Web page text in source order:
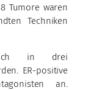
Tumore waren
Techniken
in drei
ER-positive
an.